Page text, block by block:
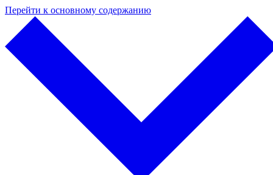
Перейти к основному содержанию